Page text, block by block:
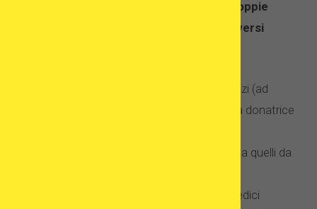
Le coppie
scelgono il trattamento all’estero per diversi
accesso più facile a determinati servizi (ad
esempio, tempi di attesa di ovociti da donatrice
costi di trattamento inferiori rispetto a quelli da
comprovata esperienza dei centri medici